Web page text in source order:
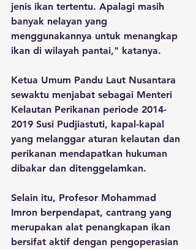
jenis ikan tertentu. Apalagi masih
banyak nelayan yang
menggunakannya untuk menangkap
ikan di wilayah pantai," katanya.
Ketua Umum Pandu Laut Nusantara
sewaktu menjabat sebagai Menteri
Kelautan Perikanan periode 2014-
2019 Susi Pudjiastuti, kapal-kapal
yang melanggar aturan kelautan dan
perikanan mendapatkan hukuman
dibakar dan ditenggelamkan.
Selain itu, Profesor Mohammad
Imron berpendapat, cantrang yang
merupakan alat penangkapan ikan
bersifat aktif dengan pengoperasian